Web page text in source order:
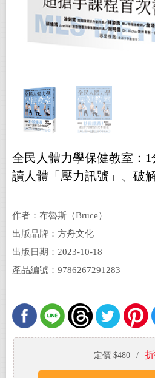
全民人體力學保健教室：
讀人體「壓力訊號」、破
作者：布魯斯（Bruce）
出版品牌：方舟文化
出版日期：2023-10-18
產品編號：9786267291283
定價 $480 /